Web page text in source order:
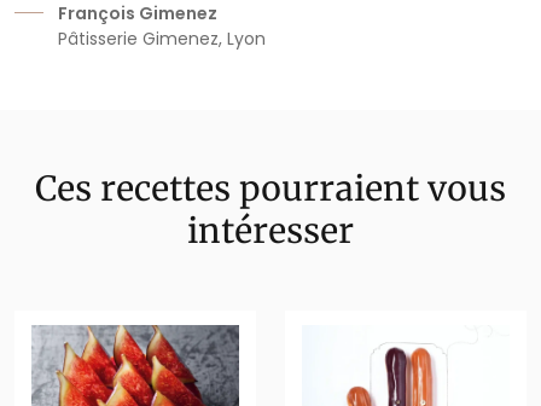
François Gimenez
Pâtisserie Gimenez, Lyon
Ces recettes pourraient vous
intéresser